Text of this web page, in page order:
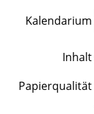
Kalendarium
Inhalt
Papierqualität